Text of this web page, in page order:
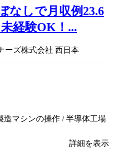
なしで月収例23.6
経験OK！...
ーズ株式会社 西日本
造マシンの操作 / 半導体工場
詳細を表示